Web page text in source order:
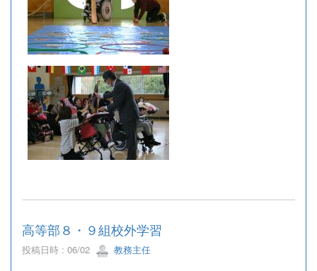
高等部８・９組校外学習
投稿日時 : 06/02 教務主任